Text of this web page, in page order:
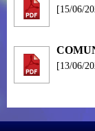
[15/06/
[13/06/